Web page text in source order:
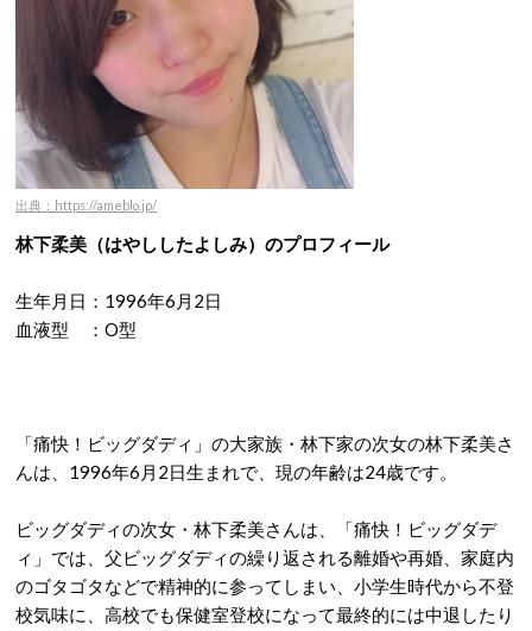
出典：https://ameblo.jp/
林下柔美（はやししたよしみ）のプロフィール
生年月日：1996年6月2日
血液型 ：O型
「痛快！ビッグダディ」の大家族・林下家の次女の林下柔美さ
んは、1996年6月2日生まれで、現の年齢は24歳です。
ビッグダディの次女・林下柔美さんは、「痛快！ビッグダデ
ィ」では、父ビッグダディの繰り返される離婚や再婚、家庭内
のゴタゴタなどで精神的に参ってしまい、小学生時代から不登
校気味に、高校でも保健室登校になって最終的には中退したり